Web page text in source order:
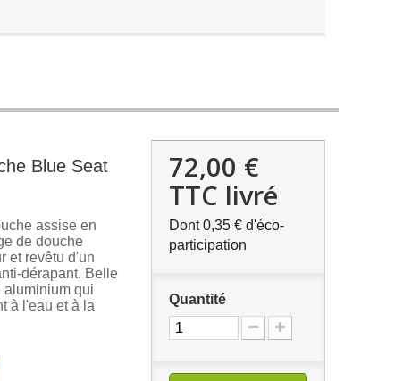
Blue Seat
assise en
de douche
et revêtu d'un
dérapant. Belle
aluminium qui
à l'eau et à la
72,00 €
TTC livré
Dont0,35 €d'éco-
participation
Quantité